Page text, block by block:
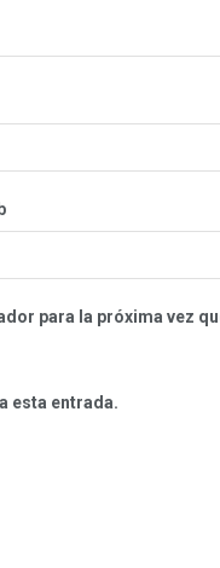
para la próxima vez
esta entrada.